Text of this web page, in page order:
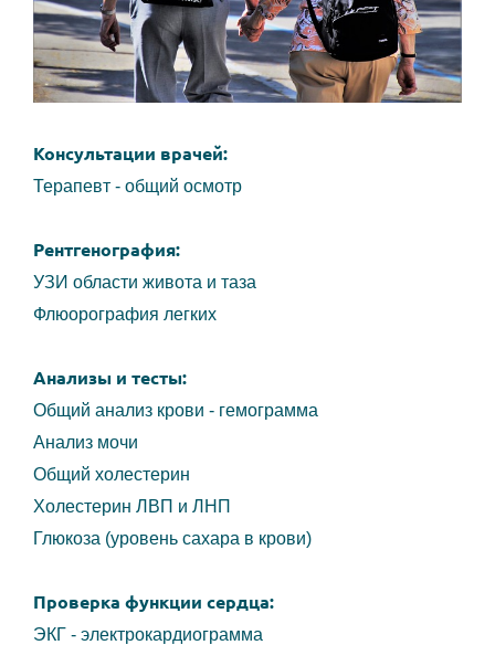
Консультации врачей:
Терапевт - общий осмотр
Рентгенография:
УЗИ области живота и таза
Флюорография легких
Анализы и тесты:
Общий анализ крови - гемограмма
Анализ мочи
Общий холестерин
Холестерин ЛВП и ЛНП
Глюкоза (уровень сахара в крови)
Проверка функции сердца:
ЭКГ - электрокардиограмма